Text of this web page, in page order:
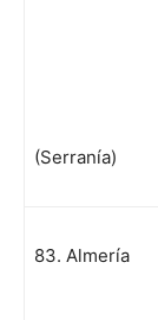
(Serranía)
83. Almería